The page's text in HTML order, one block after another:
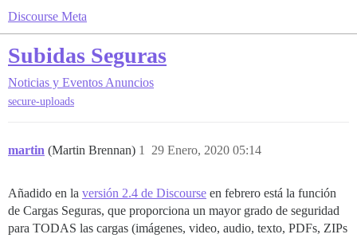
Discourse Meta
Subidas Seguras
Noticias y Eventos Anuncios
secure-uploads
martin (Martin Brennan) 29 Enero, 2020 05:14
1
Añadido en la versión 2.4 de Discourse en febrero está la función
de Cargas Seguras, que proporciona un mayor grado de seguridad
para TODAS las cargas (imágenes, video, audio, texto, PDFs, ZIPs